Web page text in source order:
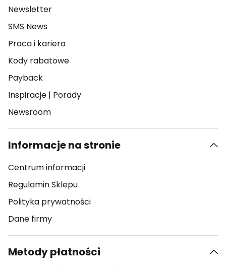
Newsletter
SMS News
Praca i kariera
Kody rabatowe
Payback
Inspiracje | Porady
Newsroom
Informacje na stronie
Centrum informacji
Regulamin Sklepu
Polityka prywatności
Dane firmy
Metody płatności